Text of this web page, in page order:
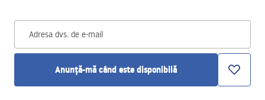
Adresa dvs. de e-mail
Anunță-mă când este disponibilă